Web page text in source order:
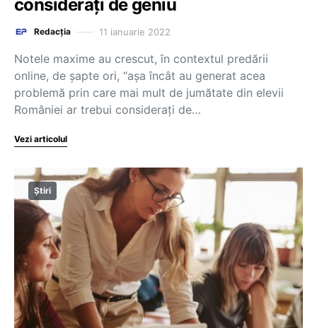
considerați de geniu
Redacția 11 ianuarie 2022
Notele maxime au crescut, în contextul predării
online, de șapte ori, “așa încât au generat acea
problemă prin care mai mult de jumătate din elevii
României ar trebui considerați de…
Vezi articolul
Știri